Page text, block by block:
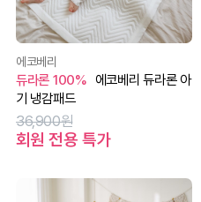
에코베리
듀라론 100% 에코베리 듀라론 아
기 냉감패드
36,900원
회원 전용 특가